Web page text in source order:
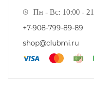
Пн - Вс: 10:00 -
+7-908-799-89-89
shop@clubmi.ru